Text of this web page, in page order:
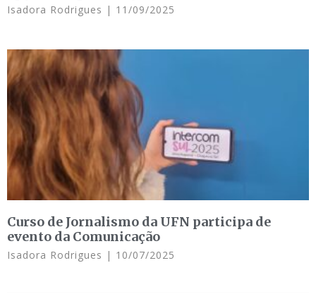
Isadora Rodrigues 11/09/2025
Curso de Jornalismo da UFN participa de
evento da Comunicação
Isadora Rodrigues 10/07/2025